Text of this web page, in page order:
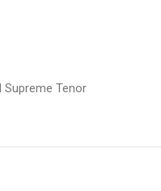
Supreme Tenor